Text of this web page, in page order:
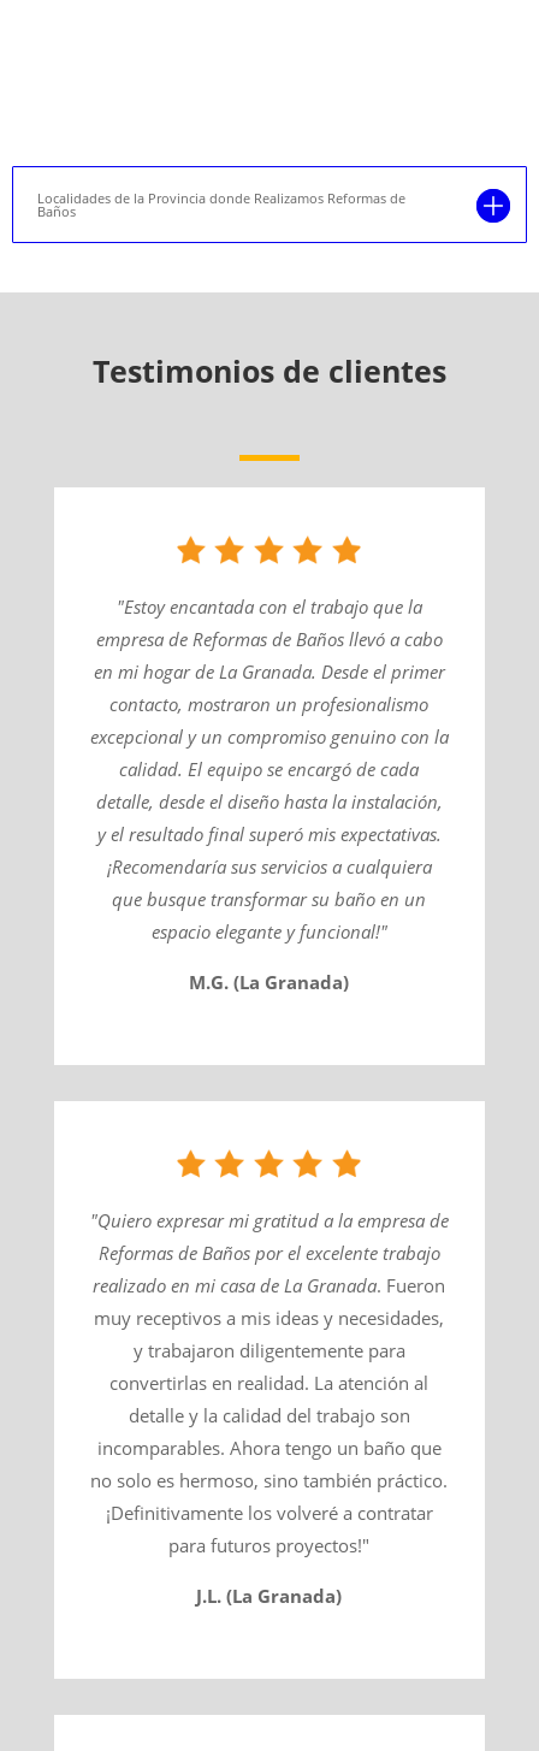
Localidades de la Provincia donde Realizamos Reformas de
Baños
Testimonios de clientes
"Estoy encantada con el trabajo que la
empresa de Reformas de Baños llevó a cabo
en mi hogar de La Granada. Desde el primer
contacto, mostraron un profesionalismo
excepcional y un compromiso genuino con la
calidad. El equipo se encargó de cada
detalle, desde el diseño hasta la instalación,
y el resultado final superó mis expectativas.
¡Recomendaría sus servicios a cualquiera
que busque transformar su baño en un
espacio elegante y funcional!"
M.G. (La Granada)
"Quiero expresar mi gratitud a la empresa de
Reformas de Baños por el excelente trabajo
realizado en mi casa deLa Granada​. Fueron
muy receptivos a mis ideas y necesidades,
y trabajaron diligentemente para
convertirlas en realidad. La atención al
detalle y la calidad del trabajo son
incomparables. Ahora tengo un baño que
no solo es hermoso, sino también práctico.
¡Definitivamente los volveré a contratar
para futuros proyectos!"
J.L. (La Granada)